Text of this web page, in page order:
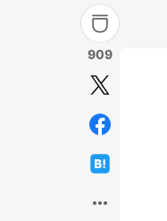
909
more_horiz